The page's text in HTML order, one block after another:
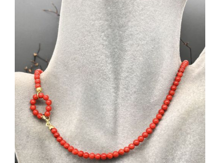
AGGIUNGI AL CARRELLO / DETTAGLI